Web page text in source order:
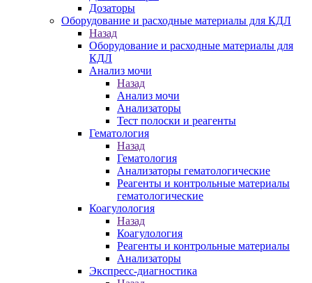
Дозаторы
Оборудование и расходные материалы для КДЛ
Назад
Оборудование и расходные материалы для
КДЛ
Анализ мочи
Назад
Анализ мочи
Анализаторы
Тест полоски и реагенты
Гематология
Назад
Гематология
Анализаторы гематологические
Реагенты и контрольные материалы
гематологические
Коагулология
Назад
Коагулология
Реагенты и контрольные материалы
Анализаторы
Экспресс-диагностика